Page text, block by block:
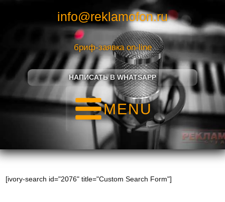
info@reklamofon.ru
бриф-заявка on-line
НАПИСАТЬ В WHATSAPP
MENU
[ivory-search id="2076" title="Custom Search Form"]